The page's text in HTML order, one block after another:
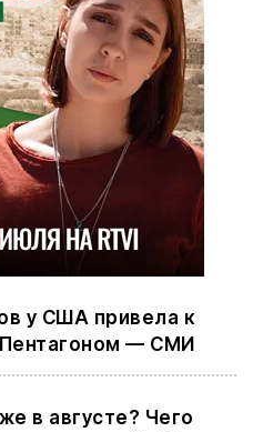
у США привела к
— СМИ
в августе? Чего